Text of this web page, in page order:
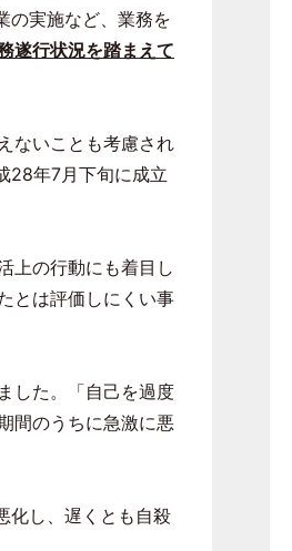
の実施など、業務を
遂行状況を踏まえて
ないことも考慮され
28年7月下旬に成立
上の行動にも着目し
とは評価しにくい事
した。「自己を過度
間のうちに急激に悪
化し、遅くとも自殺